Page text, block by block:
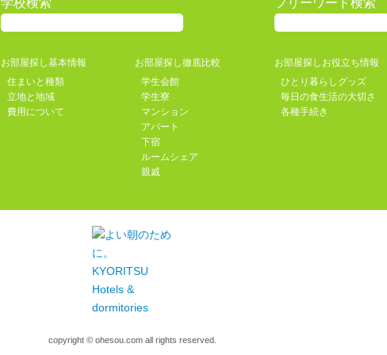
学校検索 フリーワード検索
お部屋探し基本情報
住まいと種類
立地と地域
費用について
お部屋探し徹底比較
学生会館
学生寮
マンション
アパート
下宿
ルームシェア
親戚
お部屋探しお役立ち情報
ひとり暮らしグッズ
毎日の食生活の大切さ
各種手続き
copyright © ohesou.com all rights reserved.